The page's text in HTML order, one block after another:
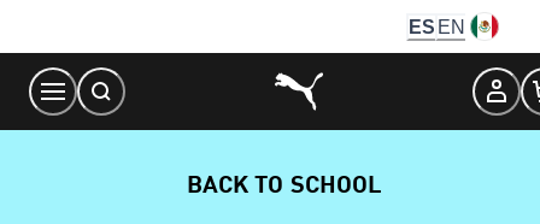
Content
ES EN
BACK TO SCHOOL